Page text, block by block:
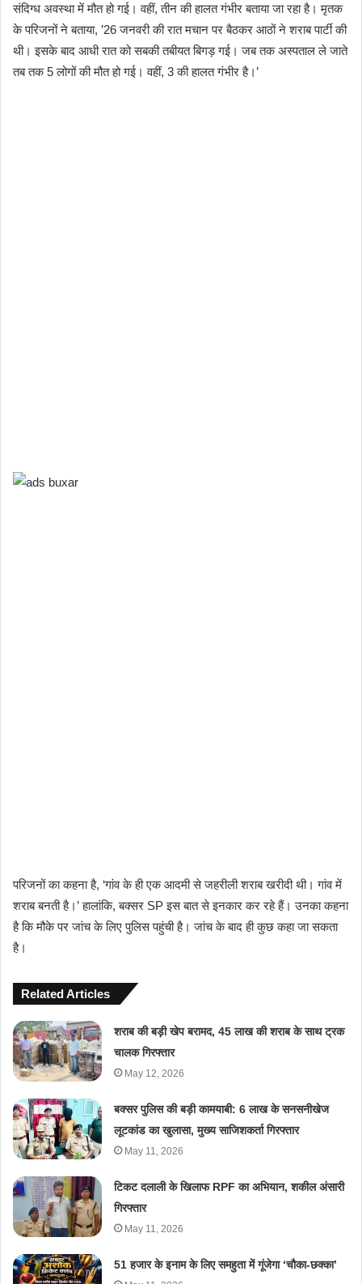
संदिग्ध अवस्था में मौत हो गई। वहीं, तीन की हालत गंभीर बताया जा रहा है। मृतक
के परिजनों ने बताया, ’26 जनवरी की रात मचान पर बैठकर आठों ने शराब पार्टी की
थी। इसके बाद आधी रात को सबकी तबीयत बिगड़ गई। जब तक अस्पताल ले जाते
तब तक 5 लोगों की मौत हो गई। वहीं, 3 की हालत गंभीर है।’
परिजनों का कहना है, ‘गांव के ही एक आदमी से जहरीली शराब खरीदी थी। गांव में
शराब बनती है।’ हालांकि, बक्सर SP इस बात से इनकार कर रहे हैं। उनका कहना
है कि मौके पर जांच के लिए पुलिस पहुंची है। जांच के बाद ही कुछ कहा जा सकता
है।
Related Articles
शराब की बड़ी खेप बरामद, 45 लाख की शराब के साथ ट्रक
चालक गिरफ्तार
May 12, 2026
बक्सर पुलिस की बड़ी कामयाबी: 6 लाख के सनसनीखेज
लूटकांड का खुलासा, मुख्य साजिशकर्ता गिरफ्तार
May 11, 2026
टिकट दलाली के खिलाफ RPF का अभियान, शकील अंसारी
गिरफ्तार
May 11, 2026
51 हजार के इनाम के लिए समहुता में गूंजेगा ‘चौका-छक्का’